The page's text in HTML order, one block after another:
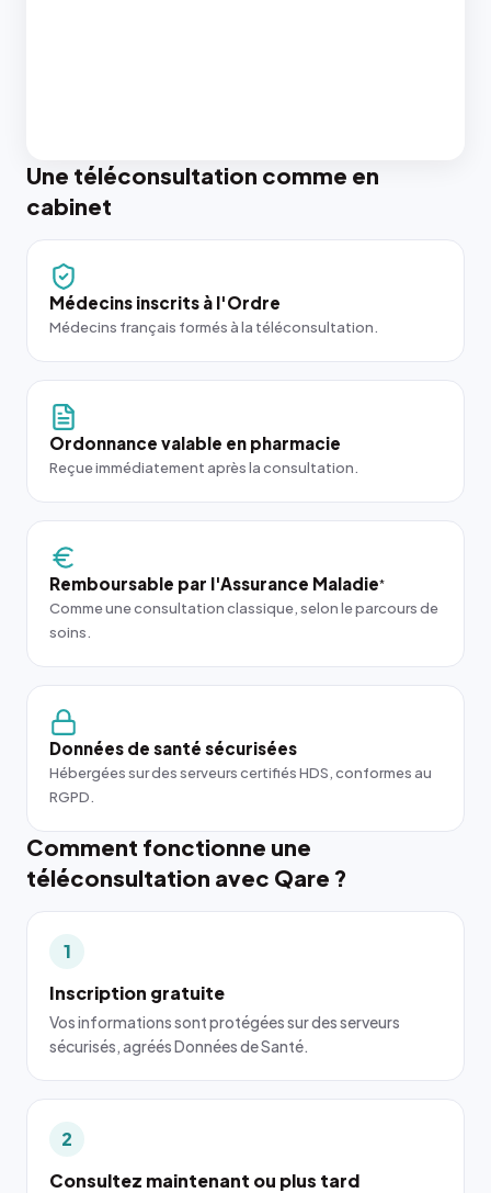
Une téléconsultation comme en
cabinet
Médecins inscrits à l'Ordre
Médecins français formés à la téléconsultation.
Ordonnance valable en pharmacie
Reçue immédiatement après la consultation.
Remboursable par l'Assurance Maladie*
Comme une consultation classique, selon le parcours de
soins.
Données de santé sécurisées
Hébergées sur des serveurs certifiés HDS, conformes au
RGPD.
Comment fonctionne une
téléconsultation avec Qare ?
1
Inscription gratuite
Vos informations sont protégées sur des serveurs
sécurisés, agréés Données de Santé.
2
Consultez maintenant ou plus tard